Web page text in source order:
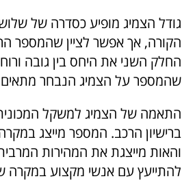
גודל הצמיג מופיע כסדרה של
הקורה, אך אפשר לציין שהמספר
החלק השני את היחס בין גובה
שהמספר על הצמיג הנבחר מתאים
התאמה של הצמיג למשקל המכונית
ברישיון הרכב. המספר מייצג
והאות מייצגת את המהירות
להתייעץ עם אנשי מקצוע במקרה